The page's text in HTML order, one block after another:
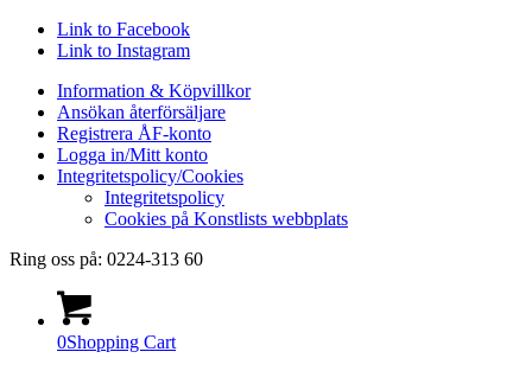
Link to Facebook
Link to Instagram
Information & Köpvillkor
Ansökan återförsäljare
Registrera ÅF-konto
Logga in/Mitt konto
Integritetspolicy/Cookies
Integritetspolicy
Cookies på Konstlists webbplats
Ring oss på: 0224-313 60
0Shopping Cart